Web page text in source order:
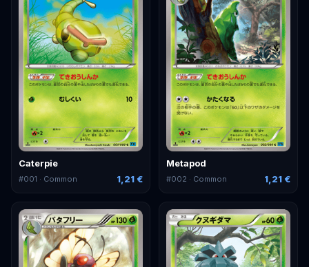
Caterpie
#001 · Common 1,21 €
Metapod
#002 · Common 1,21 €